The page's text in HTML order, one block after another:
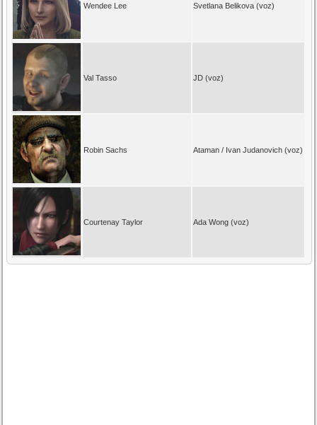
Wendee Lee Svetlana Belikova (voz)
Val Tasso JD (voz)
Robin Sachs Ataman / Ivan Judanovich (voz)
Courtenay Taylor Ada Wong (voz)